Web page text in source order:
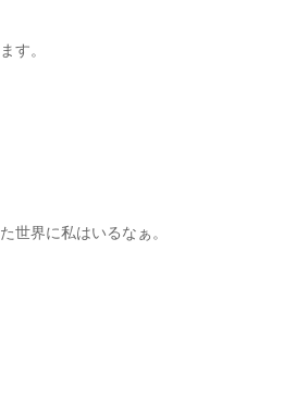
す。
世界に私はいるなぁ。